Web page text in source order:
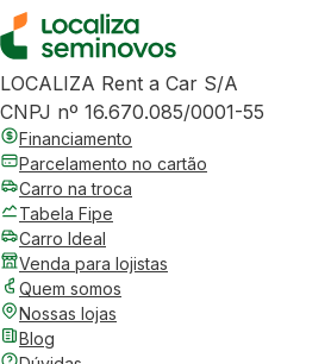
LOCALIZA Rent a Car S/A
CNPJ nº 16.670.085/0001-55
Financiamento
Parcelamento no cartão
Carro na troca
Tabela Fipe
Carro Ideal
Venda para lojistas
Quem somos
Nossas lojas
Blog